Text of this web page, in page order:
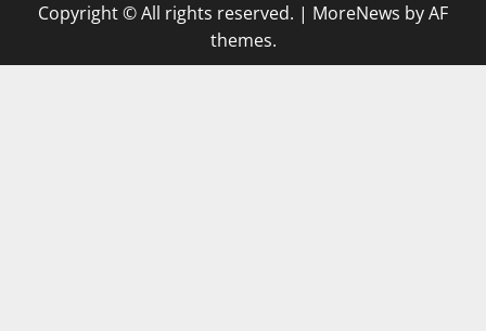
Copyright © All rights reserved. | MoreNews by AF
themes.